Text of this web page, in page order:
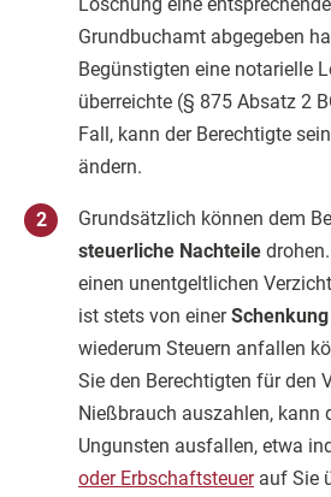
Grundbuchamt abgegeben
Begünstigten eine notarielle
überreichte (§ 875 Absatz 2
Fall, kann der Berechtigte
ändern.
Grundsätzlich können dem
steuerliche Nachteile
einen unentgeltlichen
ist stets von einerSchenkung
wiederum Steuern anfallen
Sie den Berechtigten für den
Nießbrauch auszahlen, kann
Ungunsten ausfallen, etwa
oder Erbschaftsteuerauf Sie